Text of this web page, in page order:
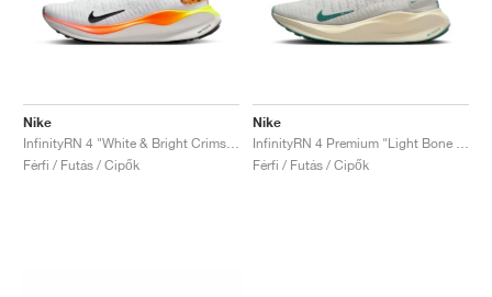
Nike
Férfi / Futás / Cipők
Nike
Férfi / Futás / Cipők